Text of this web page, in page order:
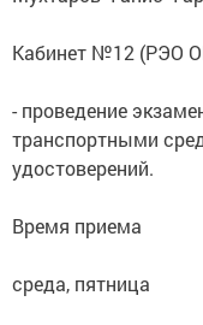
Кабинет №12 (РЭО
- проведение
транспортными
удостоверений.
Время приема
среда, пятница